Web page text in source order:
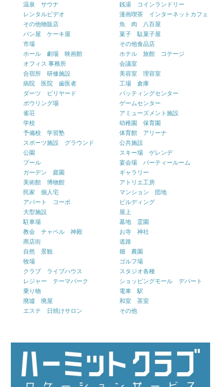
温泉 サウナ
銭湯 コインランドリー
レンタルビデオ
漫画喫茶 インターネットカフェ
その他物販店
魚 肉 八百屋
パン屋 ケーキ屋
菓子 駄菓子屋
市場
その他食品店
ホール 劇場 映画館
ホテル 旅館 コテージ
オフィス 事務所
会議室
合宿所 研修施設
美容室 理容室
病院 医院 歯医者
工場 倉庫
ダーツ ビリヤード
バッティングセンター
ボウリング場
ゲームセンター
雀荘
アミューズメント施設
学校
幼稚園 保育園
予備校 学習塾
体育館 アリーナ
スポーツ施設 グラウンド
公共施設
公園
スキー場 ゲレンデ
プール
宴会場 パーティールーム
ガーデン 庭園
ギャラリー
美術館 博物館
アトリエ工房
民家 個人宅
マンション 団地
アパート コーポ
ビルディング
大型施設
屋上
駐車場
墓地 霊園
教会 チャペル 神殿
お寺 神社
商店街
道路
自然 景観
畑 農園
牧場
ゴルフ場
クラブ ライブハウス
スタジオ各種
レジャー テーマパーク
ショッピングモール デパート
乗り物
電車 駅
廃墟 廃屋
和室 茶室
エステ 日焼けサロン
その他